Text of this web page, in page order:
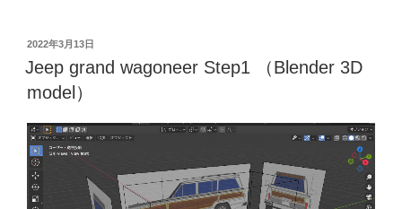
投
稿
日:
2022年3月13日
Jeep grand wagoneer Step1 （Blender 3D
model）